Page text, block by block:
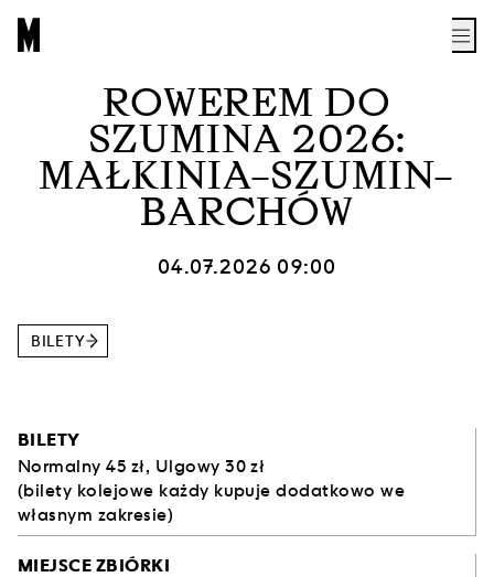
ROWEREM DO
SZUMINA 2026:
MAŁKINIA–SZUMIN–
BARCHÓW
04.07.2026 09:00
BILETY
BILETY
Normalny 45 zł, Ulgowy 30 zł
(bilety kolejowe każdy kupuje dodatkowo we
własnym zakresie)
MIEJSCE ZBIÓRKI